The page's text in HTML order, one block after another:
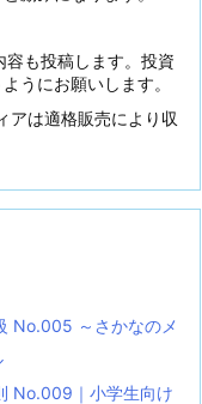
も投稿します。投資
うにお願いします。
アは適格販売により収
No.005 ～さかなのメ
No.009｜小学生向け